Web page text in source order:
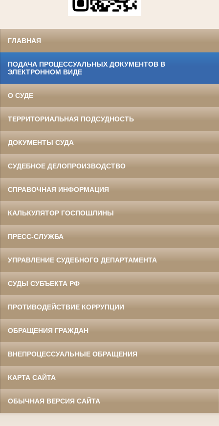
ГЛАВНАЯ
ПОДАЧА ПРОЦЕССУАЛЬНЫХ ДОКУМЕНТОВ В
ЭЛЕКТРОННОМ ВИДЕ
О СУДЕ
ТЕРРИТОРИАЛЬНАЯ ПОДСУДНОСТЬ
ДОКУМЕНТЫ СУДА
СУДЕБНОЕ ДЕЛОПРОИЗВОДСТВО
СПРАВОЧНАЯ ИНФОРМАЦИЯ
КАЛЬКУЛЯТОР ГОСПОШЛИНЫ
ПРЕСС-СЛУЖБА
УПРАВЛЕНИЕ СУДЕБНОГО ДЕПАРТАМЕНТА
СУДЫ СУБЪЕКТА РФ
ПРОТИВОДЕЙСТВИЕ КОРРУПЦИИ
ОБРАЩЕНИЯ ГРАЖДАН
ВНЕПРОЦЕССУАЛЬНЫЕ ОБРАЩЕНИЯ
КАРТА САЙТА
ОБЫЧНАЯ ВЕРСИЯ САЙТА